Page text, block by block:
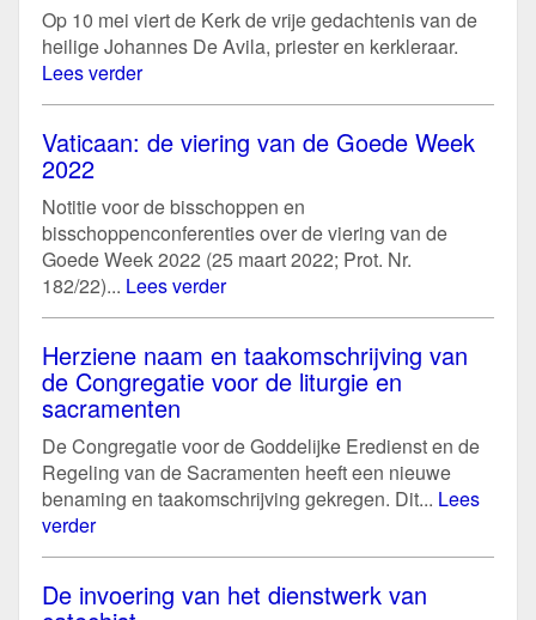
Op 10 mei viert de Kerk de vrije gedachtenis van de
heilige Johannes De Avila, priester en kerkleraar.
Lees verder
Vaticaan: de viering van de Goede Week
2022
Notitie voor de bisschoppen en
bisschoppenconferenties over de viering van de
Goede Week 2022 (25 maart 2022; Prot. Nr.
182/22)... Lees verder
Herziene naam en taakomschrijving van
de Congregatie voor de liturgie en
sacramenten
De Congregatie voor de Goddelijke Eredienst en de
Regeling van de Sacramenten heeft een nieuwe
benaming en taakomschrijving gekregen. Dit... Lees
verder
De invoering van het dienstwerk van